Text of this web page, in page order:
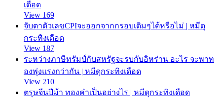
เดือด
View 169
จับตาตัวเลขCPIจะออกจากกรอบเดิมๆได้หรือไม่ | หมีดุ
กระทิงเดือด
View 187
ระหว่างภาษีทรัมป์กับสหรัฐจะรบกับอิหร่าน อะไร จะพาท
องพุ่งแรงกว่ากัน | หมีดุกระทิงเดือด
View 210
ตรุษจีนปีม้า ทองคำเป็นอย่างไร | หมีดุกระทิงเดือด